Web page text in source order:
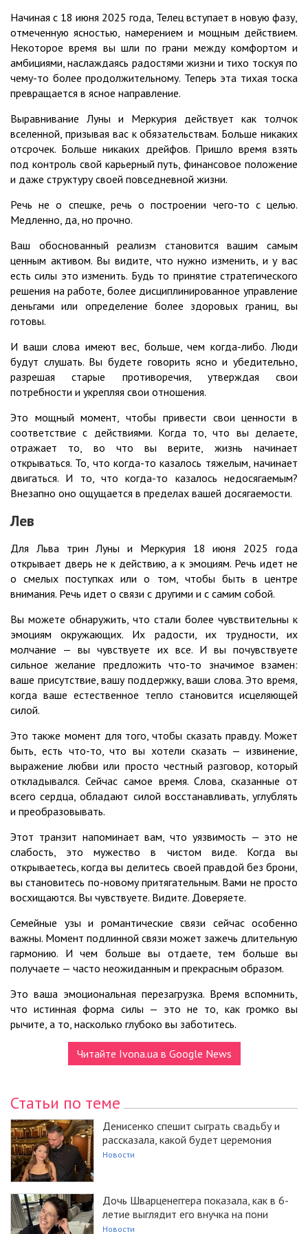
Начиная с 18 июня 2025 года, Телец вступает в новую фазу,
отмеченную ясностью, намерением и мощным действием.
Некоторое время вы шли по грани между комфортом и
амбициями, наслаждаясь радостями жизни и тихо тоскуя по
чему-то более продолжительному. Теперь эта тихая тоска
превращается в ясное направление.
Выравнивание Луны и Меркурия действует как толчок
вселенной, призывая вас к обязательствам. Больше никаких
отсрочек. Больше никаких дрейфов. Пришло время взять
под контроль свой карьерный путь, финансовое положение
и даже структуру своей повседневной жизни.
Речь не о спешке, речь о построении чего-то с целью.
Медленно, да, но прочно.
Ваш обоснованный реализм становится вашим самым
ценным активом. Вы видите, что нужно изменить, и у вас
есть силы это изменить. Будь то принятие стратегического
решения на работе, более дисциплинированное управление
деньгами или определение более здоровых границ, вы
готовы.
И ваши слова имеют вес, больше, чем когда-либо. Люди
будут слушать. Вы будете говорить ясно и убедительно,
разрешая старые противоречия, утверждая свои
потребности и укрепляя свои отношения.
Это мощный момент, чтобы привести свои ценности в
соответствие с действиями. Когда то, что вы делаете,
отражает то, во что вы верите, жизнь начинает
открываться. То, что когда-то казалось тяжелым, начинает
двигаться. И то, что когда-то казалось недосягаемым?
Внезапно оно ощущается в пределах вашей досягаемости.
Лев
Для Льва трин Луны и Меркурия 18 июня 2025 года
открывает дверь не к действию, а к эмоциям. Речь идет не
о смелых поступках или о том, чтобы быть в центре
внимания. Речь идет о связи с другими и с самим собой.
Вы можете обнаружить, что стали более чувствительны к
эмоциям окружающих. Их радости, их трудности, их
молчание — вы чувствуете их все. И вы почувствуете
сильное желание предложить что-то значимое взамен:
ваше присутствие, вашу поддержку, ваши слова. Это время,
когда ваше естественное тепло становится исцеляющей
силой.
Это также момент для того, чтобы сказать правду. Может
быть, есть что-то, что вы хотели сказать — извинение,
выражение любви или просто честный разговор, который
откладывался. Сейчас самое время. Слова, сказанные от
всего сердца, обладают силой восстанавливать, углублять
и преобразовывать.
Этот транзит напоминает вам, что уязвимость — это не
слабость, это мужество в чистом виде. Когда вы
открываетесь, когда вы делитесь своей правдой без брони,
вы становитесь по-новому притягательным. Вами не просто
восхищаются. Вы чувствуете. Видите. Доверяете.
Семейные узы и романтические связи сейчас особенно
важны. Момент подлинной связи может зажечь длительную
гармонию. И чем больше вы отдаете, тем больше вы
получаете — часто неожиданным и прекрасным образом.
Это ваша эмоциональная перезагрузка. Время вспомнить,
что истинная форма силы — это не то, как громко вы
рычите, а то, насколько глубоко вы заботитесь.
Читайте Ivona.ua в Google News
Статьи по теме
Денисенко спешит сыграть свадьбу и
рассказала, какой будет церемония
Новости
Дочь Шварценеггера показала, как в 6-
летие выглядит его внучка на пони
Новости